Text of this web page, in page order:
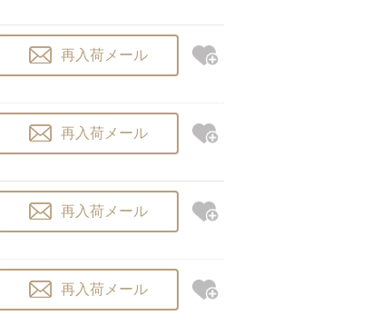
再入荷メール
再入荷メール
再入荷メール
再入荷メール